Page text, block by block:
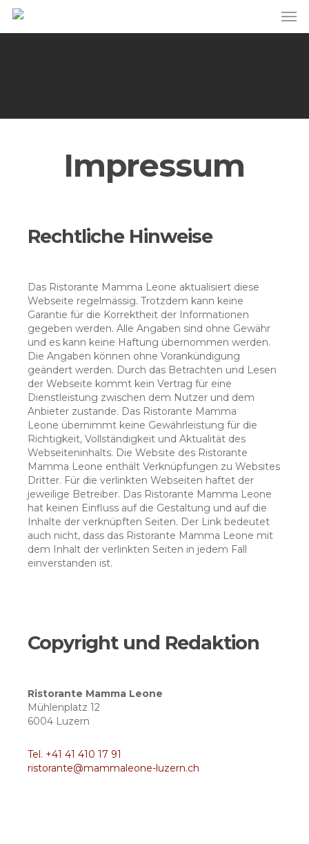
Skip
main
Impressum
Rechtliche Hinweise
Das Ristorante Mamma Leone aktualisiert diese
Webseite regelmässig. Trotzdem kann keine
Garantie für die Korrektheit der Informationen
gegeben werden. Alle Angaben sind ohne Gewähr
und es kann keine Haftung übernommen werden.
Die Angaben können ohne Vorankündigung
geändert werden. Durch das Betrachten und Lesen
der Webseite kommt kein Vertrag für eine
Dienstleistung zwischen dem Nutzer und dem
Anbieter zustande. Das Ristorante Mamma
Leone übernimmt keine Gewährleistung für die
Richtigkeit, Vollständigkeit und Aktualität des
Webseiteninhalts. Die Website des Ristorante
Mamma Leone enthält Verknüpfungen zu Websites
Dritter. Für die verlinkten Webseiten haftet der
jeweilige Betreiber. Das Ristorante Mamma Leone
hat keinen Einfluss auf die Gestaltung und auf die
Inhalte der verknüpften Seiten. Der Link bedeutet
auch nicht, dass das Ristorante Mamma Leone mit
dem Inhalt der verlinkten Seiten in jedem Fall
einverstanden ist.
Copyright und Redaktion
Ristorante Mamma Leone
Mühlenplatz 12
6004 Luzern
Tel. +41 41 410 17 91
ristorante@mammaleone-luzern.ch